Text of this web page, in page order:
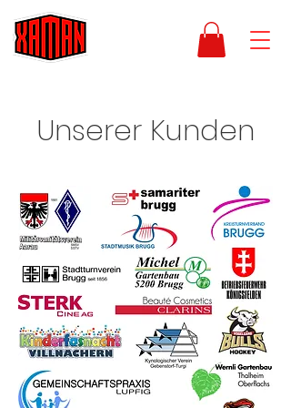
Unserer Kunden